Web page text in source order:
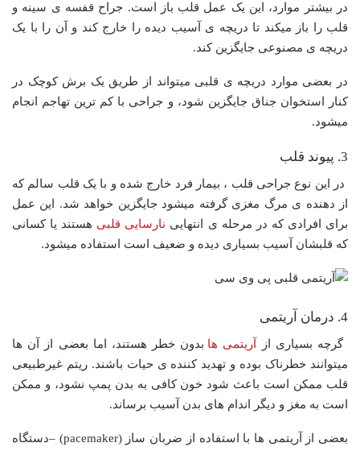
در بیشتر موارد، این یک عمل قلب باز است. جراح قفسه ی سینه و
قلب را باز میکند تا دریچه ی آسیب دیده را خارج کند و آن را با یک
دریچه ی مصنوعی جایگزین کند.
در بعضی موارد دریچه ی قلبی میتواند از طریق یک برش کوچک در
کنار استخوان جناق جایگزین شود، و جراحی با کم ترین تهاجم انجام
میشود.
3. پیوند قلب
در این نوع جراحی قلب ، بیمار فرد خارج شده و با یک قلب سالم که
از دهنده ی مرگ مغزی گرفته میشود جایگزین خواهد شد. این عمل
برای افرادی که در مرحله ی انتهایی نارسایی قلبی هستند یا کسانی
که قلبشان آسیب بسیاری دیده و ضعیف است استفاده میشود.
4. درمان آریتمی
گرچه بسیاری از آریتمی ها بدون خطر هستند، اما بعضی از آن ها
میتوانند خطرناک بوده و تهدید کننده ی حیات باشند. ریتم غیرطبیعی
قلب ممکن است باعث شود خون کافی به بدن پمپ نشود، و ممکن
است به مغز و دیگر اندام های بدن آسیب برساند.
بعضی از آریتمی ها با استفاده از ضربان ساز (pacemaker) –دستگاه